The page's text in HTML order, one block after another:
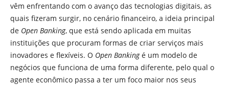
vêm enfrentando com o avanço das tecnologias digitais, as
quais fizeram surgir, no cenário financeiro, a ideia principal
de Open Banking, que está sendo aplicada em muitas
instituições que procuram formas de criar serviços mais
inovadores e flexíveis. O Open Bankingé um modelo de
negócios que funciona de uma forma diferente, pelo qual o
agente econômico passa a ter um foco maior nos seus